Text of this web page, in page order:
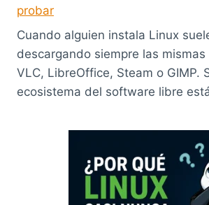
probar
Cuando alguien instala Linux
descargando siempre las
VLC, LibreOffice, Steam o GIMP.
ecosistema del software libre